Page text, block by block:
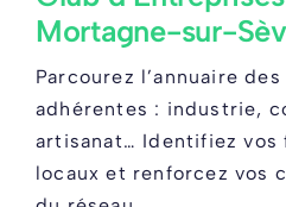
Mortagne-sur-
Parcourez l’annuaire
adhérentes : industrie,
artisanat… Identifiez vos
locaux et renforcez vos